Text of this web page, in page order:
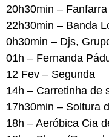
20h30min –
22h30min – Banda
0h30min – Djs,
01h – Fernanda
12 Fev – Segunda
14h – Carretinha de
17h30min – Soltura
18h – Aeróbica Cia